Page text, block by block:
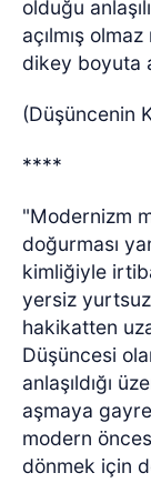
olduğu
açılmış
dikey boyuta
(Düşüncenin
****
"Modernizm
doğurması
kimliğiyle
yersiz
hakikatten
Düşüncesi
anlaşıldığı
aşmaya
modern
dönmek için